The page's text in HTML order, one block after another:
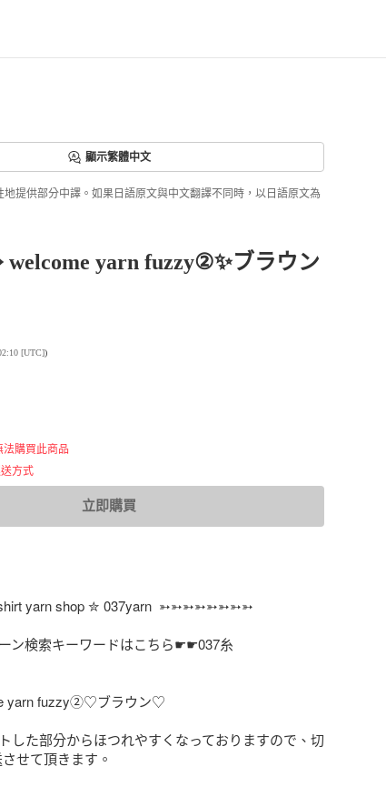
顯示繁體中文
提供部分中譯。如果日語原文與中文翻譯不同時，以日語原文為
yarn fuzzy②✨ブラウン
[UTC])
購買此商品
方式
立即購買
yarn shop ✮ 037yarn  ➳➳➳➳➳➳➳➳
ン検索キーワードはこちら☛☛037糸
した部分からほつれやすくなっておりますので、切
せて頂きます。